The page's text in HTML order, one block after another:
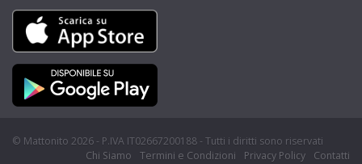
© Mattonito 2026 - P.IVA IT02667200188 - Tutti i diritti sono riservati
Chi Siamo
Termini e Condizioni Privacy Policy Contatti